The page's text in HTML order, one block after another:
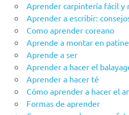
Aprender carpintería fácil y
Aprender a escribir:
Como aprender coreano
Aprende a montar en
Aprende a ser
Aprender a hacer el
Aprender a hacer té
Cómo aprender a hacer el
Formas de aprender